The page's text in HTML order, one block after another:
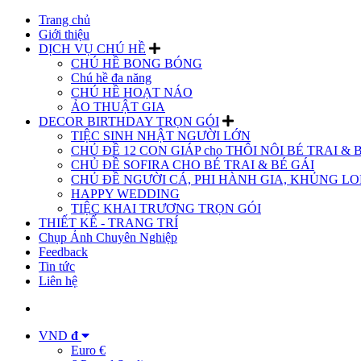
Trang chủ
Giới thiệu
DỊCH VỤ CHÚ HỀ
CHÚ HỀ BONG BÓNG
Chú hề đa năng
CHÚ HỀ HOẠT NÁO
ẢO THUẬT GIA
DECOR BIRTHDAY TRỌN GÓI
TIỆC SINH NHẬT NGƯỜI LỚN
CHỦ ĐỀ 12 CON GIÁP cho THÔI NÔI BÉ TRAI &
CHỦ ĐỀ SOFIRA CHO BÉ TRAI & BÉ GÁI
CHỦ ĐỀ NGƯỜI CÁ, PHI HÀNH GIA, KHỦNG
HAPPY WEDDING
TIỆC KHAI TRƯƠNG TRỌN GÓI
THIẾT KẾ - TRANG TRÍ
Chụp Ảnh Chuyên Nghiệp
Feedback
Tin tức
Liên hệ
VND đ
Euro €